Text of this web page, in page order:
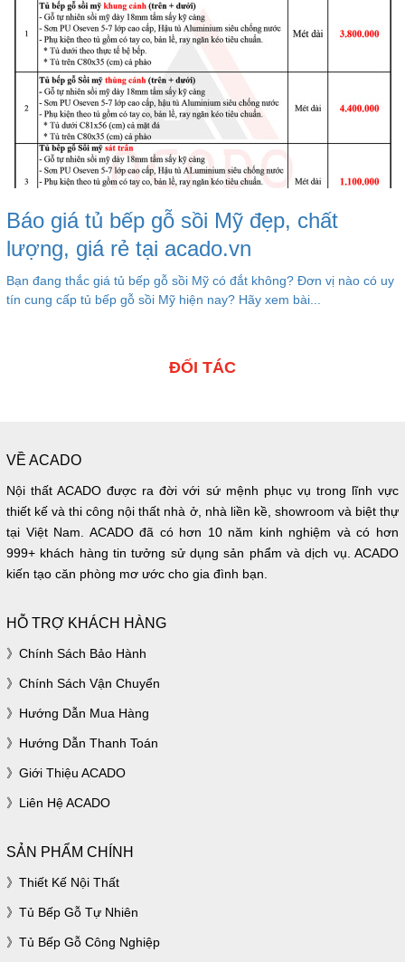
Báo giá tủ bếp gỗ sồi Mỹ đẹp, chất
lượng, giá rẻ tại acado.vn
Bạn đang thắc giá tủ bếp gỗ sồi Mỹ có đắt không? Đơn vị nào có uy
tín cung cấp tủ bếp gỗ sồi Mỹ hiện nay? Hãy xem bài...
ĐỐI TÁC
VỀ ACADO
Nội thất ACADO được ra đời với sứ mệnh phục vụ trong lĩnh vực
thiết kế và thi công nội thất nhà ở, nhà liền kề, showroom và biệt thự
tại Việt Nam. ACADO đã có hơn 10 năm kinh nghiệm và có hơn
999+ khách hàng tin tưởng sử dụng sản phẩm và dịch vụ. ACADO
kiến tạo căn phòng mơ ước cho gia đình bạn.
HỖ TRỢ KHÁCH HÀNG
Chính Sách Bảo Hành
Chính Sách Vận Chuyển
Hướng Dẫn Mua Hàng
Hướng Dẫn Thanh Toán
Giới Thiệu ACADO
Liên Hệ ACADO
SẢN PHẨM CHÍNH
Thiết Kế Nội Thất
Tủ Bếp Gỗ Tự Nhiên
Tủ Bếp Gỗ Công Nghiệp